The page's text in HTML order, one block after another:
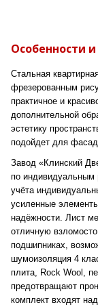
Особенности
Стальная
фрезерованным
практичное и
дополнительной
эстетику
подойдет для
Завод «Клинский
по индивидуальным
учёта
усиленные
надёжности. Лист
отличную
подшипниках,
шумоизоляция 4
плита, Rock Wool,
предотвращают
комплект входят